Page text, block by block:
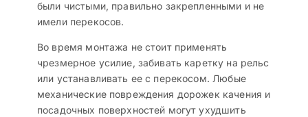
были чистыми, правильно закрепленными и не
имели перекосов.
Во время монтажа не стоит применять
чрезмерное усилие, забивать каретку на рельс
или устанавливать ее с перекосом. Любые
механические повреждения дорожек качения и
посадочных поверхностей могут ухудшить